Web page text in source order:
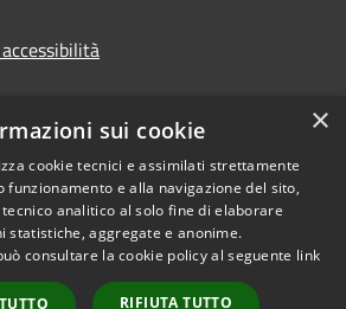
Copyright © 2026 • Comune di
Municipium• Accesso
×
sui cookie
cookie tecnici e assimilati strettamente
funzionamento e alla navigazione del sito,
analitico al solo fine di elaborare
statistiche, aggregate e anonime.
consultare la cookie policy al seguente link
RIFIUTA TUTTO